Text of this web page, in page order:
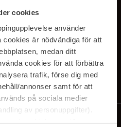
cookies
använder
är nödvändiga för att
medan ditt
cookies för att förbättra
trafik, förse dig med
annonser samt för att
på sociala medier
av personuppgifter).
OUR
. Peruuta tilaus milloin